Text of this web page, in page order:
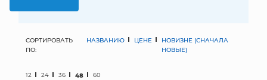
МЯГКИЕ ИГРУШКИ
СОРТИРОВАТЬ
ПО:
НАЗВАНИЮ ЦЕНЕ
НОВИЗНЕ (СНАЧАЛА
НОВЫЕ)
12 24 36 48 60